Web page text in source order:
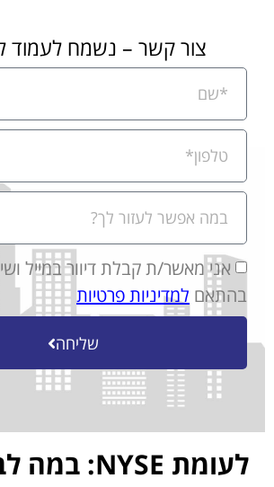
צור קשר – נשמח לעמוד
אני מאשר/ת קבלת דיוור במייל
בהתאם למדיניות פרטיות
שליחה
לעומת NYSE: במה לבחור?